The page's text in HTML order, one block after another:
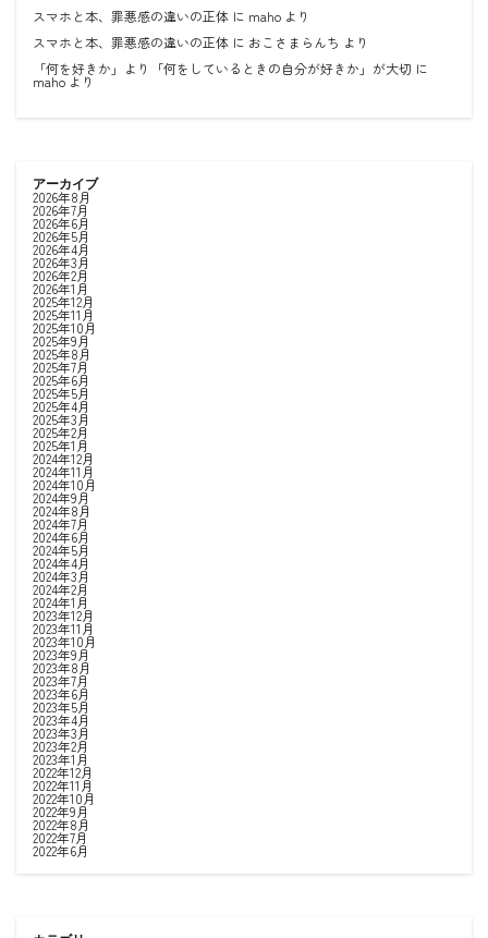
スマホと本、罪悪感の違いの正体 に maho より
スマホと本、罪悪感の違いの正体 に おこさまらんち より
「何を好きか」より「何をしているときの自分が好きか」が大切 に
mahoより
アーカイブ
2026年8月
2026年7月
2026年6月
2026年5月
2026年4月
2026年3月
2026年2月
2026年1月
2025年12月
2025年11月
2025年10月
2025年9月
2025年8月
2025年7月
2025年6月
2025年5月
2025年4月
2025年3月
2025年2月
2025年1月
2024年12月
2024年11月
2024年10月
2024年9月
2024年8月
2024年7月
2024年6月
2024年5月
2024年4月
2024年3月
2024年2月
2024年1月
2023年12月
2023年11月
2023年10月
2023年9月
2023年8月
2023年7月
2023年6月
2023年5月
2023年4月
2023年3月
2023年2月
2023年1月
2022年12月
2022年11月
2022年10月
2022年9月
2022年8月
2022年7月
2022年6月